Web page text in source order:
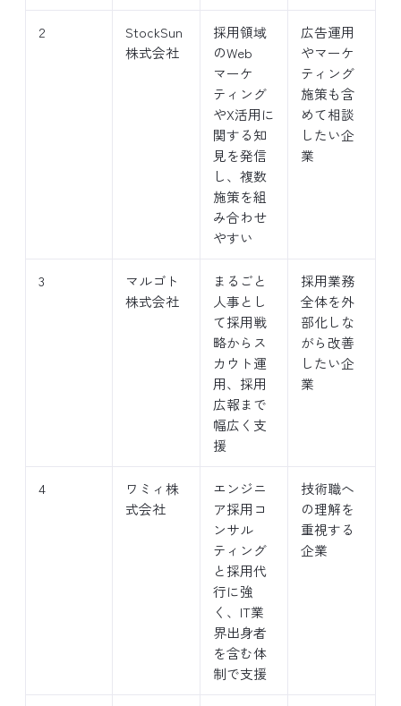
2
StockSun
株式会社
採用領域
のWeb
マーケ
ティング
やX活用に
関する知
見を発信
し、複数
施策を組
み合わせ
やすい
広告運用
やマーケ
ティング
施策も含
めて相談
したい企
業
3
マルゴト
株式会社
まるごと
人事とし
て採用戦
略からス
カウト運
用、採用
広報まで
幅広く支
援
採用業務
全体を外
部化しな
がら改善
したい企
業
4
ワミィ株
式会社
エンジニ
ア採用コ
ンサル
ティング
と採用代
行に強
く、IT業
界出身者
を含む体
制で支援
技術職へ
の理解を
重視する
企業